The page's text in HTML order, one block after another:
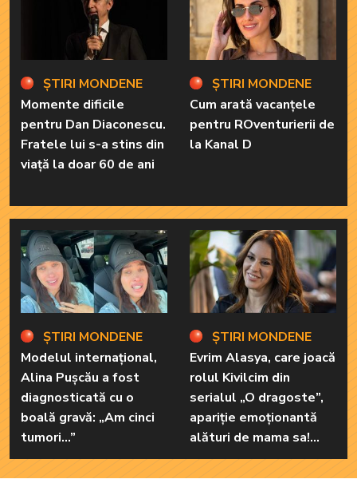
ȘTIRI MONDENE
Momente dificile
pentru Dan Diaconescu.
Fratele lui s-a stins din
viață la doar 60 de ani
ȘTIRI MONDENE
Modelul internațional,
Alina Pușcău a fost
diagnosticată cu o
boală gravă: „Am cinci
tumori...”
ȘTIRI MONDENE
Cum arată vacanțele
pentru ROventurierii de
la Kanal D
ȘTIRI MONDENE
Evrim Alasya, care joacă
rolul Kivilcim din
serialul „O dragoste”,
apariție emoționantă
alături de mama sa!
Iată cum arată cea mai
importantă persoană